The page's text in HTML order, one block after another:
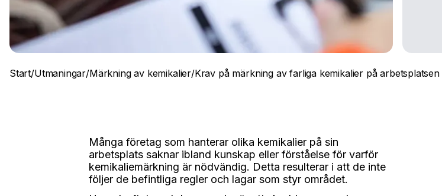
Start/Utmaningar/Märkning av kemikalier/Krav på märkning av farliga kemikalier på arbetsplatsen
Många företag som hanterar olika kemikalier på sin
arbetsplats saknar ibland kunskap eller förståelse för varför
kemikaliemärkning är nödvändig. Detta resulterar i att de inte
följer de befintliga regler och lagar som styr området.